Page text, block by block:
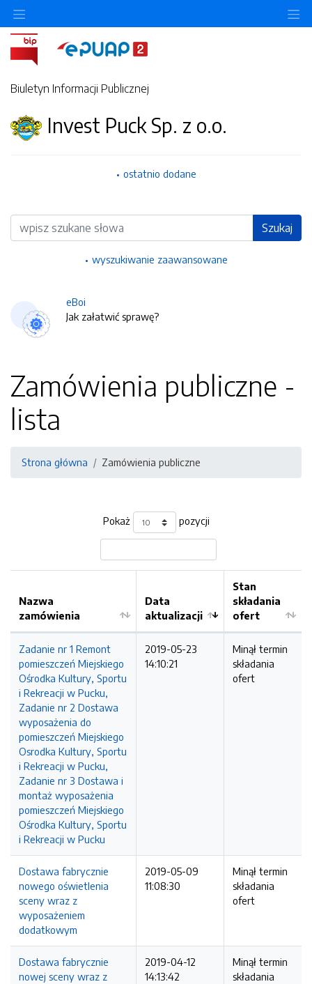
Biuletyn Informacji Publicznej
Invest Puck Sp. z o.o.
ostatnio dodane
Wyszukiwarka Szukaj
wyszukiwanie zaawansowane
eBoi
Jak załatwić sprawę?
Zamówienia publiczne -
lista
Strona główna Zamówienia publiczne
Pokaż pozycji
Nazwa
zamówienia
Data
aktualizacji
Stan
składania
ofert
Zadanie nr 1 Remont
pomieszczeń Miejskiego
Ośrodka Kultury, Sportu
i Rekreacji w Pucku,
Zadanie nr 2 Dostawa
wyposażenia do
pomieszczeń Miejskiego
Osrodka Kultury, Sportu
i Rekreacji w Pucku,
Zadanie nr 3 Dostawa i
montaż wyposażenia
pomieszczeń Miejskiego
Ośrodka Kultury, Sportu
i Rekreacji w Pucku
2019-05-23
14:10:21
Minął termin
składania
ofert
Dostawa fabrycznie
nowego oświetlenia
sceny wraz z
wyposażeniem
dodatkowym
2019-05-09
11:08:30
Minął termin
składania
ofert
Dostawa fabrycznie
nowej sceny wraz z
2019-04-12
14:13:42
Minął termin
składania